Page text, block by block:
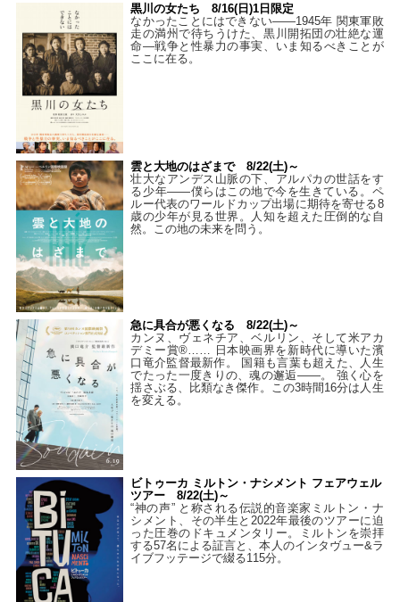
黒川の女たち 8/16(日)1日限定
なかったことにはできない——1945年 関東軍敗
走の満州で待ちうけた、黒川開拓団の壮絶な運
命―戦争と性暴力の事実、いま知るべきことが
ここに在る。
雲と大地のはざまで 8/22(土)～
壮大なアンデス山脈の下、アルパカの世話をす
る少年――僕らはこの地で今を生きている。ペ
ルー代表のワールドカップ出場に期待を寄せる8
歳の少年が見る世界。人知を超えた圧倒的な自
然。この地の未来を問う。
急に具合が悪くなる 8/22(土)～
カンヌ、ヴェネチア、ベルリン、そして米アカ
デミー賞®…… 日本映画界を新時代に導いた濱
口竜介監督最新作。 国籍も言葉も超えた、人生
でたった一度きりの、魂の邂逅――。 強く心を
揺さぶる、比類なき傑作。この3時間16分は人生
を変える。
ビトゥーカ ミルトン・ナシメント フェアウェル
ツアー 8/22(土)～
“神の声” と称される伝説的音楽家ミルトン・ナ
シメント、その半生と2022年最後のツアーに迫
った圧巻のドキュメンタリー。ミルトンを崇拝
する57名による証言と、本人のインタヴュー&ラ
イブフッテージで綴る115分。